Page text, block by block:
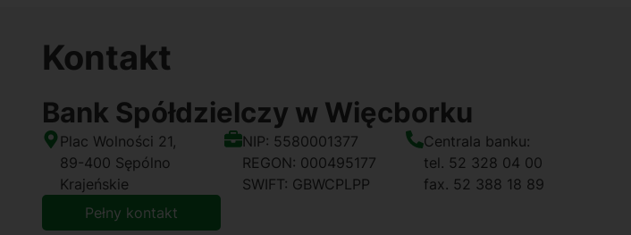
Kontakt
Bank Spółdzielczy w Więcborku
Plac Wolności 21,
89-400 Sępólno
Krajeńskie
NIP: 5580001377
REGON: 000495177
SWIFT: GBWCPLPP
Centrala banku:
tel. 52 328 04 00
fax. 52 388 18 89
Pełny kontakt